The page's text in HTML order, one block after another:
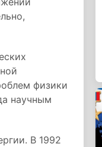
физики
научным
В 1992